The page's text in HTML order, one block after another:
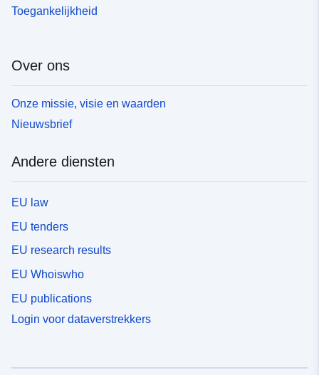
Toegankelijkheid
Over ons
Onze missie, visie en waarden
Nieuwsbrief
Andere diensten
EU law
EU tenders
EU research results
EU Whoiswho
EU publications
Login voor dataverstrekkers